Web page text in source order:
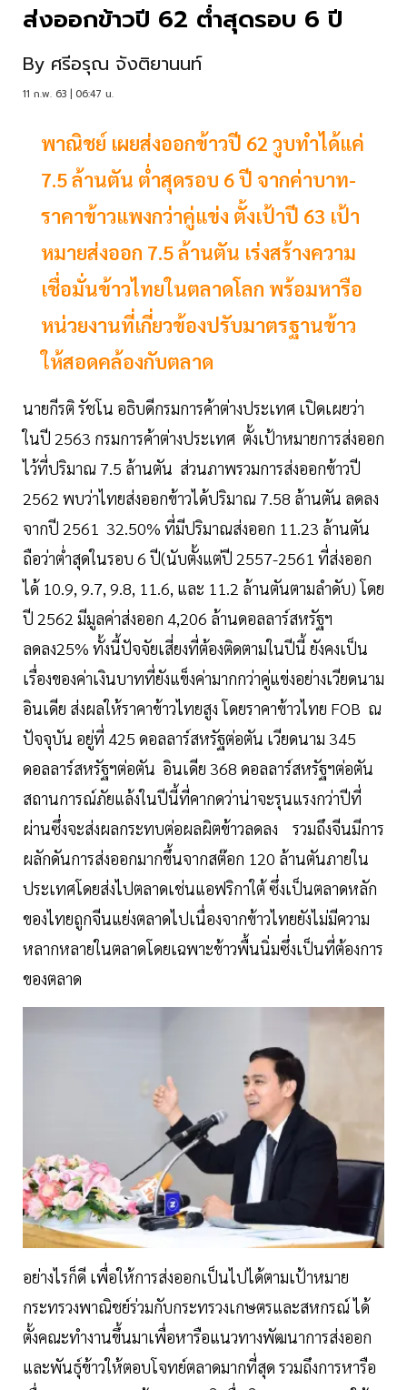
ส่งออกข้าวปี 62 ต่ำสุดรอบ 6 ปี
By ศรีอรุณ จังติยานนท์
11 ก.พ. 63 | 06:47 น.
พาณิชย์ เผยส่งออกข้าวปี 62 วูบทำได้แค่
7.5 ล้านตัน ต่ำสุดรอบ 6 ปี จากค่าบาท-
ราคาข้าวแพงกว่าคู่แข่ง ตั้งเป้าปี 63 เป้า
หมายส่งออก 7.5 ล้านตัน เร่งสร้างความ
เชื่อมั่นข้าวไทยในตลาดโลก พร้อมหารือ
หน่วยงานที่เกี่ยวข้องปรับมาตรฐานข้าว
ให้สอดคล้องกับตลาด
นายกีรติ รัชโน อธิบดีกรมการค้าต่างประเทศ เปิดเผยว่า
ในปี 2563 กรมการค้าต่างประเทศ ตั้งเป้าหมายการส่งออก
ไว้ที่ปริมาณ 7.5 ล้านตัน ส่วนภาพรวมการส่งออกข้าวปี
2562 พบว่าไทยส่งออกข้าวได้ปริมาณ 7.58 ล้านตัน ลดลง
จากปี 2561 32.50% ที่มีปริมาณส่งออก 11.23 ล้านตัน
ถือว่าต่ำสุดในรอบ 6 ปี(นับตั้งแต่ปี 2557-2561 ที่ส่งออก
ได้ 10.9, 9.7, 9.8, 11.6, และ 11.2 ล้านตันตามลำดับ) โดย
ปี 2562 มีมูลค่าส่งออก 4,206 ล้านดอลลาร์สหรัฐฯ
ลดลง25% ทั้งนี้ปัจจัยเสี่ยงที่ต้องติดตามในปีนี้ ยังคงเป็น
เรื่องของค่าเงินบาทที่ยังแข็งค่ามากกว่าคู่แข่งอย่างเวียดนาม
อินเดีย ส่งผลให้ราคาข้าวไทยสูง โดยราคาข้าวไทย FOB ณ
ปัจจุบัน อยู่ที่ 425 ดอลลาร์สหรัฐต่อตัน เวียดนาม 345
ดอลลาร์สหรัฐฯต่อตัน อินเดีย 368 ดอลลาร์สหรัฐฯต่อตัน
สถานการณ์ภัยแล้งในปีนี้ที่คากดว่าน่าจะรุนแรงกว่าปีที่
ผ่านซึ่งจะส่งผลกระทบต่อผลผิตข้าวลดลง รวมถึงจีนมีการ
ผลักดันการส่งออกมากขึ้นจากสต๊อก 120 ล้านตันภายใน
ประเทศโดยส่งไปตลาดเช่นแอฟริกาใต้ ซึ่งเป็นตลาดหลัก
ของไทยถูกจีนแย่งตลาดไปเนื่องจากข้าวไทยยังไม่มีความ
หลากหลายในตลาดโดยเฉพาะข้าวพื้นนิ่มซึ่งเป็นที่ต้องการ
ของตลาด
อย่างไรก็ดี เพื่อให้การส่งออกเป็นไปได้ตามเป้าหมาย
กระทรวงพาณิชย์ร่วมกับกระทรวงเกษตรและสหกรณ์ ได้
ตั้งคณะทำงานขึ้นมาเพื่อหารือแนวทางพัฒนาการส่งออก
และพันธุ์ข้าวให้ตอบโจทย์ตลาดมากที่สุด รวมถึงการหารือ